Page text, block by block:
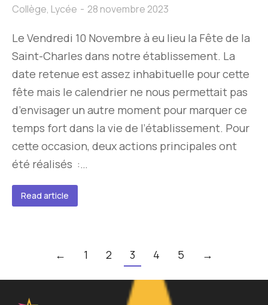
Collège, Lycée 28 novembre 2023
Le Vendredi 10 Novembre à eu lieu la Fête de la
Saint-Charles dans notre établissement. La
date retenue est assez inhabituelle pour cette
fête mais le calendrier ne nous permettait pas
d’envisager un autre moment pour marquer ce
temps fort dans la vie de l’établissement. Pour
cette occasion, deux actions principales ont
été réalisés :…
Read article
← 1 2 3 4 5 →